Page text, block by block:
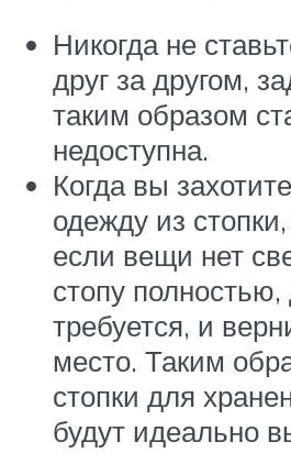
Никогда не
друг за другом,
таким образом
недоступна.
Когда вы
одежду из
если вещи нет
стопу полностью,
требуется, и
место. Таким
стопки для
будут идеально